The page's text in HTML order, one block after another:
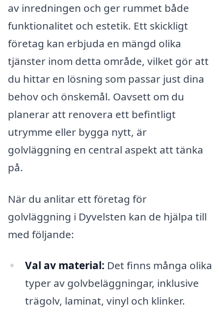
av inredningen och ger rummet både
funktionalitet och estetik. Ett skickligt
företag kan erbjuda en mängd olika
tjänster inom detta område, vilket gör att
du hittar en lösning som passar just dina
behov och önskemål. Oavsett om du
planerar att renovera ett befintligt
utrymme eller bygga nytt, är
golvläggning en central aspekt att tänka
på.
När du anlitar ett företag för
golvläggning i Dyvelsten kan de hjälpa till
med följande:
Val av material: Det finns många olika
typer av golvbeläggningar, inklusive
trägolv, laminat, vinyl och klinker.